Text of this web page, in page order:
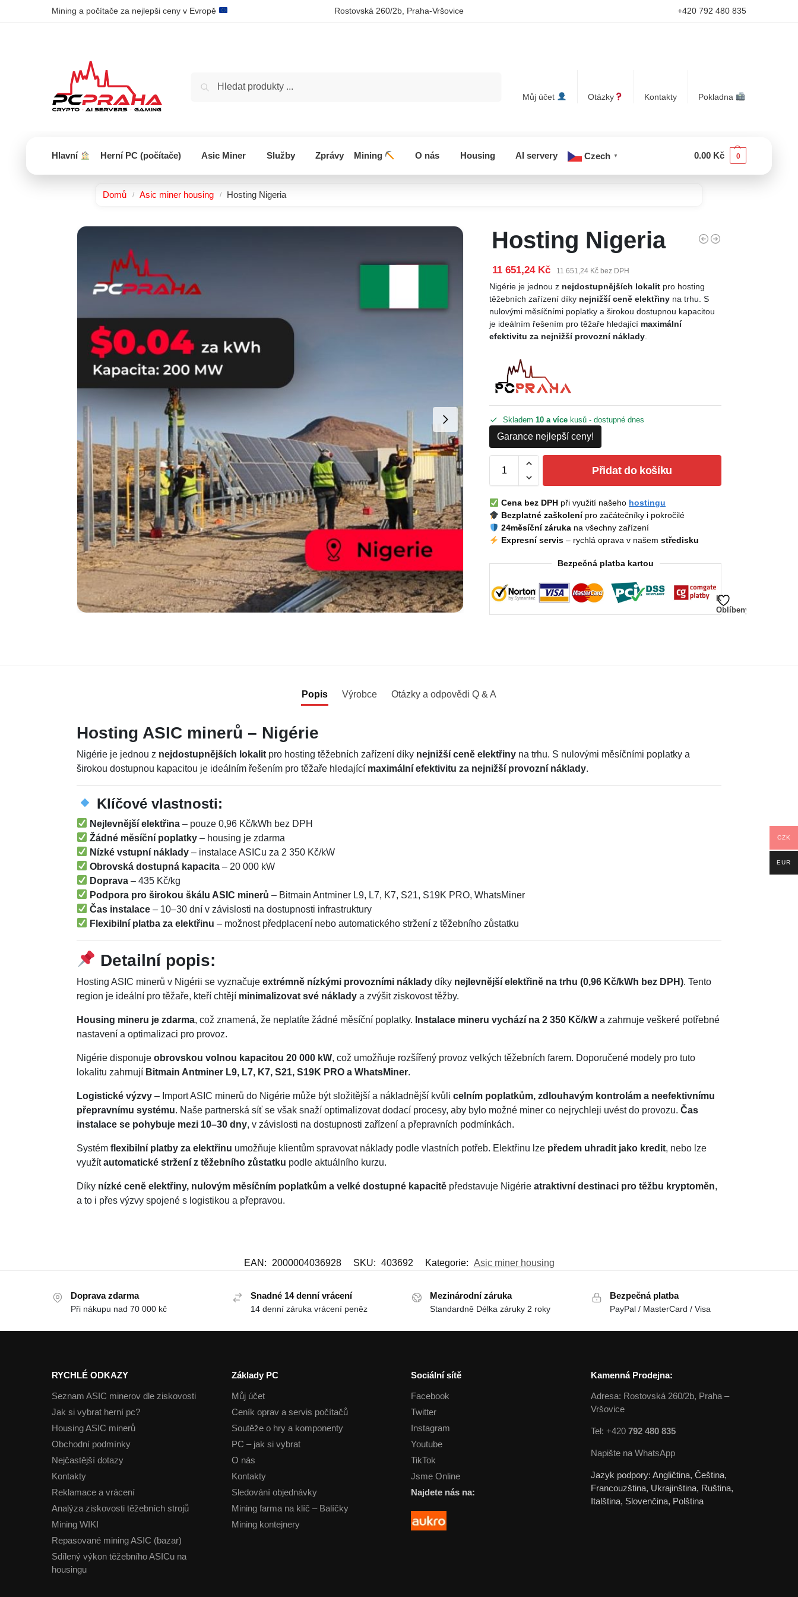
Mining a počítače za nejlepši ceny v Evropě Rostovská 260/2b, Praha-Vršovice +420 792 480 835
Můj účet Otázky Kontakty Pokladna
Hlavní Herní PC (počítače) Asic Miner Služby Zprávy Mining O nás Housing AI servery Czech ▼ 0.00 Kč 0
Domů / Asic miner housing / Hosting Nigeria
Hosting Nigeria
11 651,24 Kč 11 651,24 Kč bez DPH
Nigérie je jednou z nejdostupnějších lokalit pro hosting
těžebních zařízení díky nejnižší ceně elektřiny na trhu. S
nulovými měsíčními poplatky a širokou dostupnou kapacitou
je ideálním řešením pro těžaře hledající maximální
efektivitu za nejnižší provozní náklady
Skladem10 a více kusů - dostupné dnes
Garance nejlepší ceny!
Přidat do košíku
K
Oblíbeným
Cena bez DPH při využití našeho hostingu
Bezplatné zaškolenípro začátečníky i pokročilé
24měsíční záruka na všechny zařízení
Expresní servis – rychlá oprava v našemstředisku
Bezpečná platba kartou
Popis Výrobce Otázky a odpovědi Q & A
Hosting ASIC minerů – Nigérie
Nigérie je jednou z nejdostupnějších lokalitpro hosting těžebních zařízení díky nejnižší ceně elektřinyna trhu. S nulovými měsíčními poplatky a
širokou dostupnou kapacitou je ideálním řešením pro těžaře hledající maximální efektivitu za nejnižší provozní náklady.
Klíčové vlastnosti:
Nejlevnější elektřina – pouze 0,96 Kč/kWh bez DPH
Žádné měsíční poplatky – housing je zdarma
Nízké vstupní náklady – instalace ASICu za 2 350 Kč/kW
Obrovská dostupná kapacita – 20 000 kW
Doprava – 435 Kč/kg
Podpora pro širokou škálu ASIC minerů – Bitmain Antminer L9, L7, K7, S21, S19K PRO, WhatsMiner
Čas instalace – 10–30 dní v závislosti na dostupnosti infrastruktury
Flexibilní platba za elektřinu – možnost předplacení nebo automatického stržení z těžebního zůstatku
Detailní popis:
Hosting ASIC minerů v Nigérii se vyznačuje extrémně nízkými provozními nákladydíky nejlevnější elektřině na trhu (0,96 Kč/kWh bez DPH). Tento
region je ideální pro těžaře, kteří chtějí minimalizovat své nákladya zvýšit ziskovost těžby.
Housing mineru je zdarma, což znamená, že neplatíte žádné měsíční poplatky. Instalace mineru vychází na 2 350 Kč/kWa zahrnuje veškeré potřebné
nastavení a optimalizaci pro provoz.
Nigérie disponuje obrovskou volnou kapacitou 20 000 kW, což umožňuje rozšířený provoz velkých těžebních farem. Doporučené modely pro tuto
lokalitu zahrnují Bitmain Antminer L9, L7, K7, S21, S19K PRO a WhatsMiner.
Logistické výzvy– Import ASIC minerů do Nigérie může být složitější a nákladnější kvůli celním poplatkům, zdlouhavým kontrolám a neefektivnímu
přepravnímu systému. Naše partnerská síť se však snaží optimalizovat dodací procesy, aby bylo možné miner co nejrychleji uvést do provozu. Čas
instalace se pohybuje mezi 10–30 dny, v závislosti na dostupnosti zařízení a přepravních podmínkách.
Systém flexibilní platby za elektřinu umožňuje klientům spravovat náklady podle vlastních potřeb. Elektřinu lze předem uhradit jako kredit, nebo lze
využítautomatické stržení z těžebního zůstatku podle aktuálního kurzu.
Díky nízké ceně elektřiny, nulovým měsíčním poplatkům a velké dostupné kapacitěpředstavuje Nigérie atraktivní destinaci pro těžbu kryptoměn,
a to i přes výzvy spojené s logistikou a přepravou.
EAN: 2000004036928 SKU: 403692 Kategorie: Asic miner housing
Doprava zdarma
Při nákupu nad 70 000 kč
Snadné 14 denní vrácení
14 denní záruka vrácení peněz
Mezinárodní záruka
Standardně Délka záruky 2 roky
Bezpečná platba
PayPal / MasterCard / Visa
RYCHLÉ ODKAZY
Seznam ASIC minerov dle ziskovosti
Jak si vybrat herní pc?
Housing ASIC minerů
Obchodní podmínky
Nejčastější dotazy
Kontakty
Reklamace a vrácení
Analýza ziskovosti těžebních strojů
Mining WIKI
Repasované mining ASIC (bazar)
Sdílený výkon těžebního ASICu na
housingu
Základy PC
Můj účet
Ceník oprav a servis počítačů
Soutěže o hry a komponenty
PC – jak si vybrat
O nás
Kontakty
Sledování objednávky
Mining farma na klíč – Balíčky
Mining kontejnery
Sociální sítě
Facebook
Twitter
Instagram
Youtube
TikTok
Jsme Online
Najdete nás na:
Kamenná Prodejna:
Adresa: Rostovská 260/2b, Praha –
Vršovice
Tel: +420 792 480 835
Napište na WhatsApp
Jazyk podpory: Angličtina, Čeština,
Francouzština, Ukrajinština, Ruština,
Italština, Slovenčina, Polština
CZK
EUR